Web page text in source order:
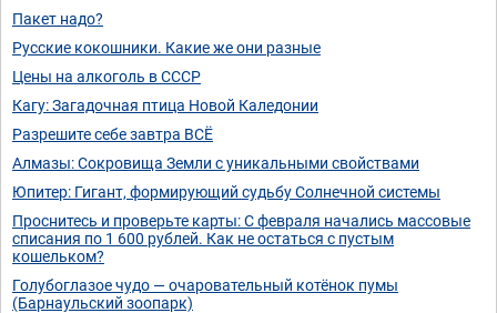
Пакет надо?
Русские кокошники. Какие же они разные
Цены на алкоголь в СССР
Кагу: Загадочная птица Новой Каледонии
Разрешите себе завтра ВСЁ
Алмазы: Сокровища Земли с уникальными свойствами
Юпитер: Гигант, формирующий судьбу Солнечной системы
Проснитесь и проверьте карты: С февраля начались массовые
списания по 1 600 рублей. Как не остаться с пустым
кошельком?
Голубоглазое чудо — очаровательный котёнок пумы
(Барнаульский зоопарк)